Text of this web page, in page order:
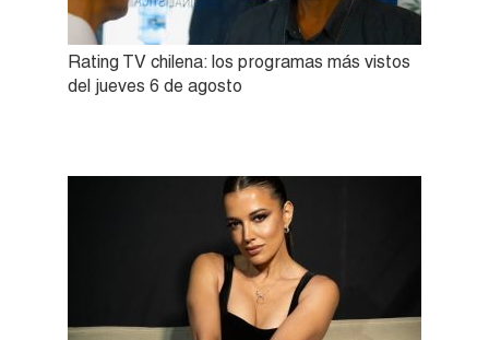
Rating TV chilena: los programas más vistos
del jueves 6 de agosto